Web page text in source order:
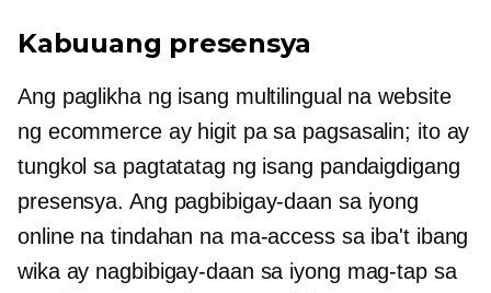
Kabuuang presensya
Ang paglikha ng isang multilingual na website
ng ecommerce ay higit pa sa pagsasalin; ito ay
tungkol sa pagtatatag ng isang pandaigdigang
presensya. Ang pagbibigay-daan sa iyong
online na tindahan na ma-access sa iba't ibang
wika ay nagbibigay-daan sa iyong mag-tap sa